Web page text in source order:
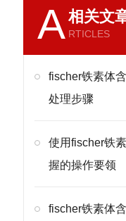
A相关文
RTICLES
fischer铁素体
处理步骤
使用fischer铁
握的操作要领
fischer铁素体